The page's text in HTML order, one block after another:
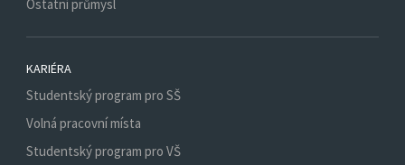
Ostatní průmysl
KARIÉRA
Studentský program pro SŠ
Volná pracovní místa
Studentský program pro VŠ